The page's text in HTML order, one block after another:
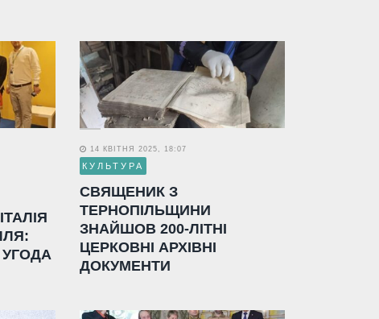
14 КВІТНЯ 2025, 18:07
КУЛЬТУРА
СВЯЩЕНИК З
ТЕРНОПІЛЬЩИНИ
ЗНАЙШОВ 200-ЛІТНІ
ЦЕРКОВНІ АРХІВНІ
ДОКУМЕНТИ